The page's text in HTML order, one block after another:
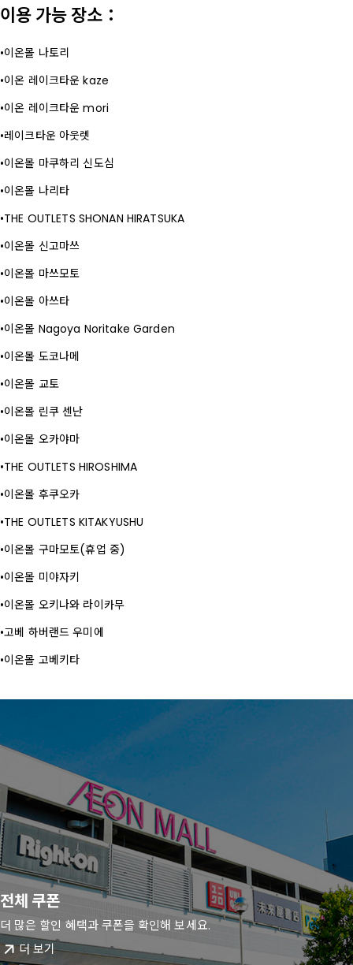
이용 가능 장소：
이온몰 나토리
이온 레이크타운 kaze
이온 레이크타운 mori
레이크타운 아웃렛
이온몰 마쿠하리 신도심
이온몰 나리타
THE OUTLETS SHONAN HIRATSUKA
이온몰 신고마쓰
이온몰 마쓰모토
이온몰 아쓰타
이온몰 Nagoya Noritake Garden
이온몰 도코나메
이온몰 교토
이온몰 린쿠 센난
이온몰 오카야마
THE OUTLETS HIROSHIMA
이온몰 후쿠오카
THE OUTLETS KITAKYUSHU
이온몰 구마모토(휴업 중)
이온몰 미야자키
이온몰 오키나와 라이카무
고베 하버랜드 우미에
이온몰 고베키타
전체 쿠폰
더 많은 할인 혜택과 쿠폰을 확인해 보세요.
더 보기